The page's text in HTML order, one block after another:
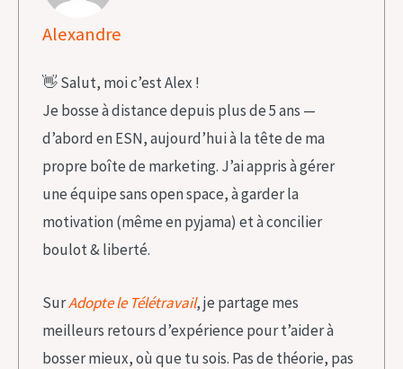
Alexandre
👋 Salut, moi c’est Alex !
Je bosse à distance depuis plus de 5 ans —
d’abord en ESN, aujourd’hui à la tête de ma
propre boîte de marketing. J’ai appris à gérer
une équipe sans open space, à garder la
motivation (même en pyjama) et à concilier
boulot & liberté.
SurAdopte le Télétravail, je partage mes
meilleurs retours d’expérience pour t’aider à
bosser mieux, où que tu sois. Pas de théorie, pas